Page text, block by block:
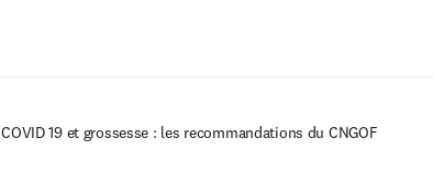
COVID 19 et grossesse : les recommandations du CNGOF